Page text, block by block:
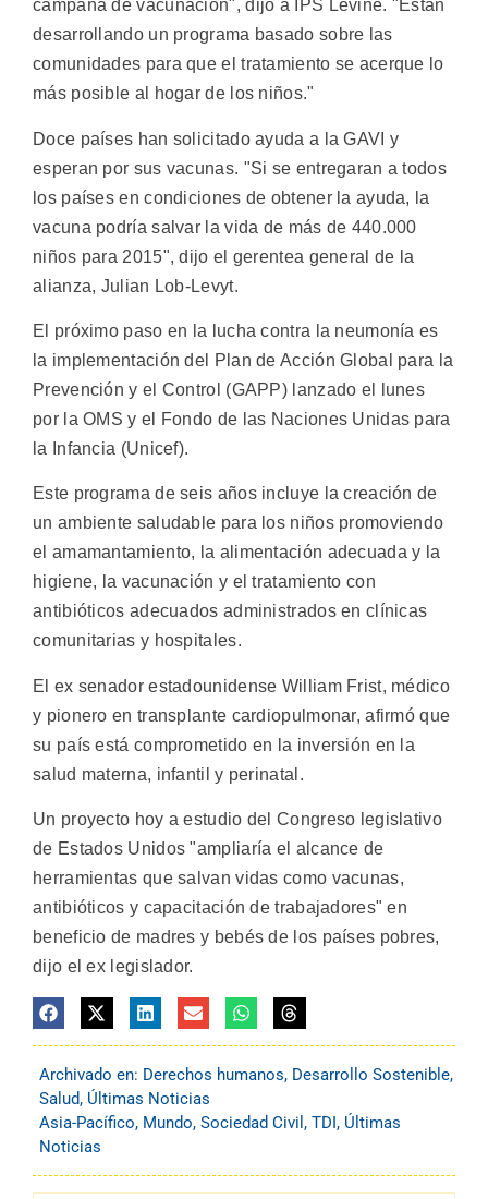
campaña de vacunación", dijo a IPS Levine. "Están
desarrollando un programa basado sobre las
comunidades para que el tratamiento se acerque lo
más posible al hogar de los niños."
Doce países han solicitado ayuda a la GAVI y
esperan por sus vacunas. "Si se entregaran a todos
los países en condiciones de obtener la ayuda, la
vacuna podría salvar la vida de más de 440.000
niños para 2015", dijo el gerentea general de la
alianza, Julian Lob-Levyt.
El próximo paso en la lucha contra la neumonía es
la implementación del Plan de Acción Global para la
Prevención y el Control (GAPP) lanzado el lunes
por la OMS y el Fondo de las Naciones Unidas para
la Infancia (Unicef).
Este programa de seis años incluye la creación de
un ambiente saludable para los niños promoviendo
el amamantamiento, la alimentación adecuada y la
higiene, la vacunación y el tratamiento con
antibióticos adecuados administrados en clínicas
comunitarias y hospitales.
El ex senador estadounidense William Frist, médico
y pionero en transplante cardiopulmonar, afirmó que
su país está comprometido en la inversión en la
salud materna, infantil y perinatal.
Un proyecto hoy a estudio del Congreso legislativo
de Estados Unidos "ampliaría el alcance de
herramientas que salvan vidas como vacunas,
antibióticos y capacitación de trabajadores" en
beneficio de madres y bebés de los países pobres,
dijo el ex legislador.
Archivado en: Derechos humanos, Desarrollo Sostenible,
Salud, Últimas Noticias
Asia-Pacífico, Mundo, Sociedad Civil , TDI, Últimas
Noticias